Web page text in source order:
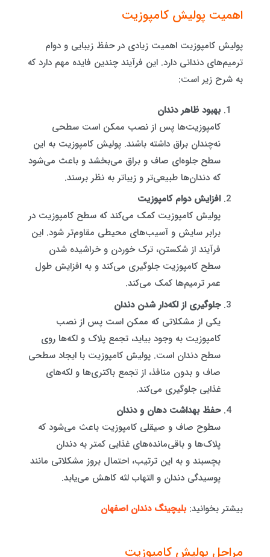
اهمیت پولیش کامپوزیت
پولیش کامپوزیت اهمیت زیادی در حفظ زیبایی و دوام
ترمیم‌های دندانی دارد. این فرآیند چندین فایده مهم دارد که
به شرح زیر است:
بهبود ظاهر دندان
کامپوزیت‌ها پس از نصب ممکن است سطحی
نه‌چندان براق داشته باشند. پولیش کامپوزیت به این
سطح جلوه‌ای صاف و براق می‌بخشد و باعث می‌شود
که دندان‌ها طبیعی‌تر و زیباتر به نظر برسند.
افزایش دوام کامپوزیت
پولیش کامپوزیت کمک می‌کند که سطح کامپوزیت در
برابر سایش و آسیب‌های محیطی مقاوم‌تر شود. این
فرآیند از شکستن، ترک خوردن و خراشیده شدن
سطح کامپوزیت جلوگیری می‌کند و به افزایش طول
عمر ترمیم‌ها کمک می‌کند.
جلوگیری از لکه‌دار شدن دندان
یکی از مشکلاتی که ممکن است پس از نصب
کامپوزیت به وجود بیاید، تجمع پلاک و لکه‌ها روی
سطح دندان است. پولیش کامپوزیت با ایجاد سطحی
صاف و بدون منافذ، از تجمع باکتری‌ها و لکه‌های
غذایی جلوگیری می‌کند.
حفظ بهداشت دهان و دندان
سطوح صاف و صیقلی کامپوزیت باعث می‌شود که
پلاک‌ها و باقی‌مانده‌های غذایی کمتر به دندان
بچسبند و به این ترتیب، احتمال بروز مشکلاتی مانند
پوسیدگی دندان و التهاب لثه کاهش می‌یابد.
بیشتر بخوانید:بلیچینگ دندان اصفهان
مراحل پولیش کامپوزیت